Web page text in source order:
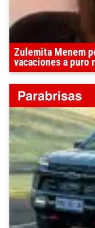
Zulemita Menem
vacaciones a puro